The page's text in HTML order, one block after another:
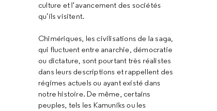
culture et l’avancement des sociétés
qu’ils visitent.
Chimériques, les civilisations de la saga,
qui fluctuent entre anarchie, démocratie
ou dictature, sont pourtant très réalistes
dans leurs descriptions et rappellent des
régimes actuels ou ayant existé dans
notre histoire. De même, certains
peuples, tels les Kamuniks ou les